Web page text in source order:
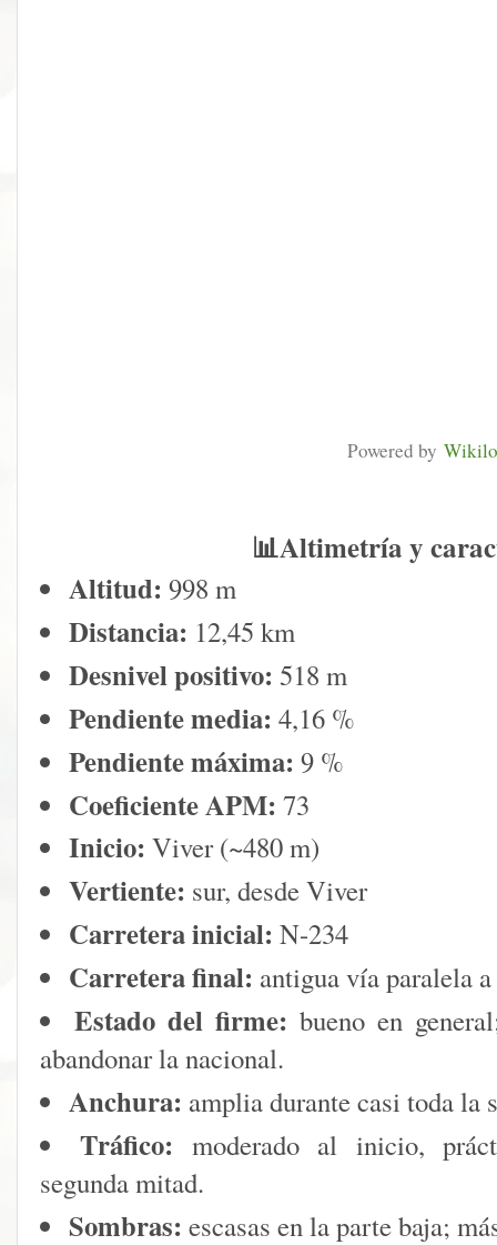
Powered by
📊Altimetría y
Altitud: 998 m
Distancia: 12,45 km
Desnivel positivo: 518 m
Pendiente media: 4,16 %
Pendiente máxima: 9 %
Coeficiente APM: 73
Inicio: Viver (~480 m)
Vertiente: sur, desde Viver
Carretera inicial: N-234
Carretera final: antigua vía paralela
Estado del firme: bueno en
abandonar la nacional.
Anchura: amplia durante casi toda la
Tráfico: moderado al inicio,
segunda mitad.
Sombras: escasas en la parte baja;